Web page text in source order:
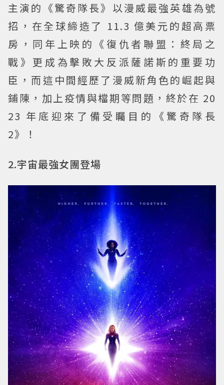
主演的《驚奇隊長》以漫威最強英雄為號
招，在全球締造了 11.3 億美元的超高票
房，同年上映的《復仇者聯盟：終局之
戰》更成為擊敗大反派薩諾斯的重要功
臣，而這中間經歷了漫威新角色的崛起與
鋪陳，加上疫情與檔期等問題，終於在 20
23 年底迎來了備受矚目的《驚奇隊長
2》！
2.宇宙最強女團登場